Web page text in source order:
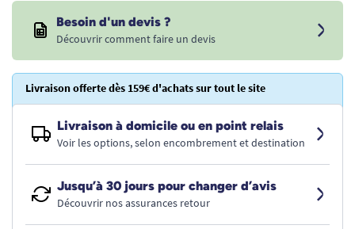
Besoin d'un devis ?
Découvrir comment faire un devis
Livraison offerte dès 159€ d'achats sur tout le site
Livraison à domicile ou en point relais
Voir les options, selon encombrement et destination
Jusqu’à 30 jours pour changer d’avis
Découvrir nos assurances retour